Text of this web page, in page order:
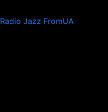
Radio Jazz FromUA